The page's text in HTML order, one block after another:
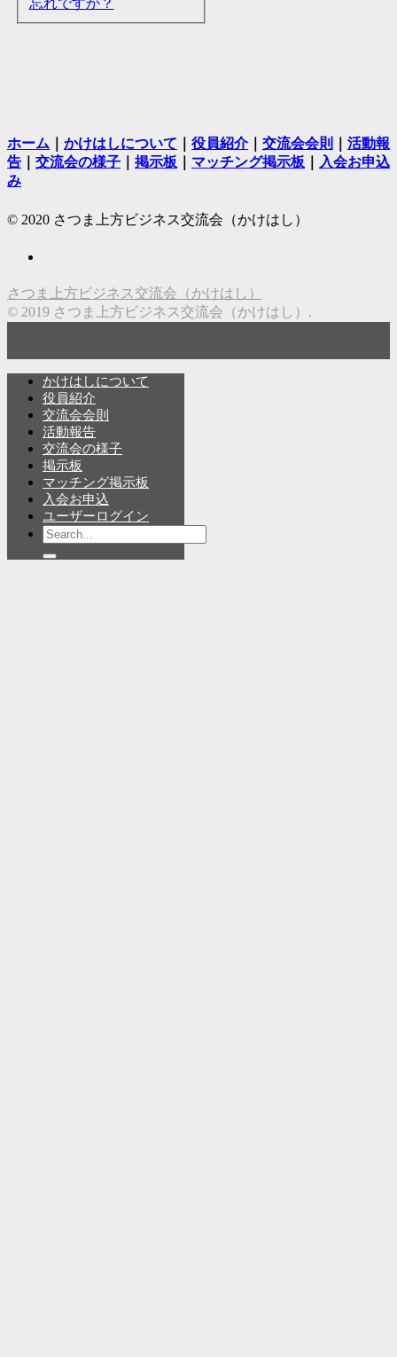
ホーム かけはしについて 役員紹介｜ 交流会会則
活動報
告
交流会の様子 掲示板 マッチング掲示板
入会お申込
み
© 2020 さつま上方ビジネス交流会（かけはし）
さつま上方ビジネス交流会（かけはし）
© 2019 さつま上方ビジネス交流会（かけはし）.
かけはしについて
役員紹介
交流会会則
活動報告
交流会の様子
掲示板
マッチング掲示板
入会お申込
ユーザーログイン